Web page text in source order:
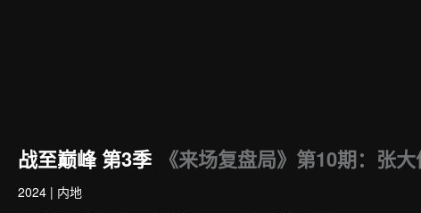
战至巅峰 第3季 《来场复盘局》第10期：张
2024 | 内地